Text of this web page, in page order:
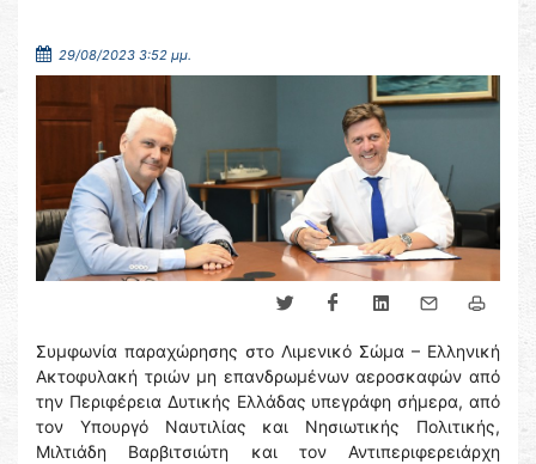
29/08/2023 3:52 μμ.
Συμφωνία παραχώρησης στο Λιμενικό Σώμα – Ελληνική
Ακτοφυλακή τριών μη επανδρωμένων αεροσκαφών από
την Περιφέρεια Δυτικής Ελλάδας υπεγράφη σήμερα, από
τον Υπουργό Ναυτιλίας και Νησιωτικής Πολιτικής,
Μιλτιάδη Βαρβιτσιώτη και τον Αντιπεριφερειάρχη